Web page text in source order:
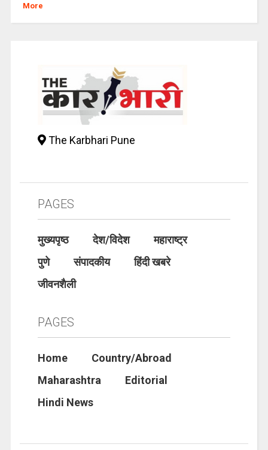
More
The Karbhari Pune
PAGES
मुख्यपृष्ठ देश/विदेश
महाराष्ट्र
पुणे
संपादकीय
हिंदी खबरे
जीवनशैली
PAGES
Home
Country/Abroad
Maharashtra
Editorial
Hindi News